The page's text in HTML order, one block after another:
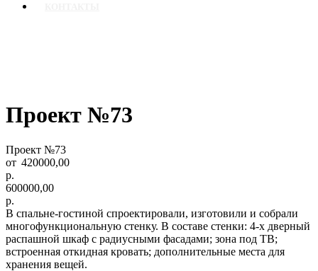
Проект №73
Проект №73
420000,00
р.
600000,00
р.
В спальне-гостиной спроектировали, изготовили и собрали
многофункциональную стенку. В составе стенки: 4-х дверный
распашной шкаф с радиусными фасадами; зона под ТВ;
встроенная откидная кровать; дополнительные места для
хранения вещей.